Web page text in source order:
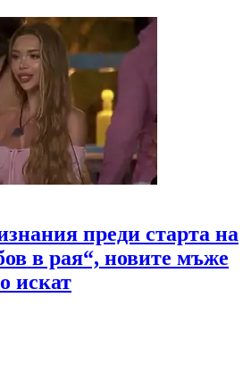
преди старта на
в рая“, новите мъже
искат